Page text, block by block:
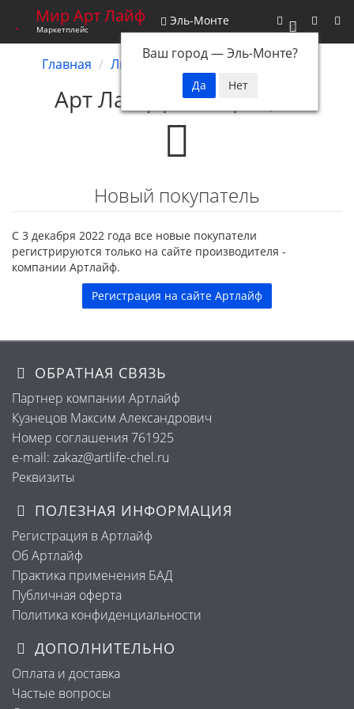
0
Мир Арт Лайф
Маркетплейс
Эль-Монте
Ваш город —Эль-Монте?
Главная Личный кабинет
Арт Лайф регистрация
Новый покупатель
С 3 декабря 2022 года все новые покупатели
регистрируются только на сайте производителя -
компании Артлайф.
Регистрация на сайте Артлайф
ОБРАТНАЯ СВЯЗЬ
Партнер компании Артлайф
Кузнецов Максим Александрович
Номер соглашения 761925
e-mail: zakaz@artlife-chel.ru
Реквизиты
ПОЛЕЗНАЯ ИНФОРМАЦИЯ
Регистрация в Артлайф
Об Артлайф
Практика применения БАД
Публичная оферта
Политика конфиденциальности
ДОПОЛНИТЕЛЬНО
Оплата и доставка
Частые вопросы